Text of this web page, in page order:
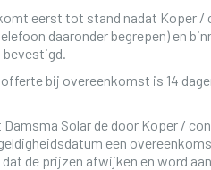
eerst tot stand nadat Koper
daaronder begrepen) en
bevestigd.
bij overeenkomst is 14
Damsma Solar de door Koper /
een
de prijzen afwijken en word